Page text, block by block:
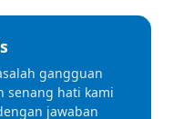
gangguan
senang hati kami
jawaban